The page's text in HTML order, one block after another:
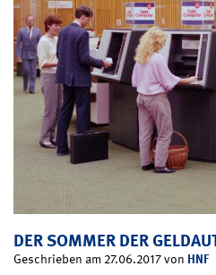
DER SOMMER DER
Geschrieben am 27.06.2017 von HNF